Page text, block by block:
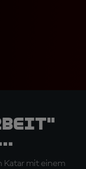
Katar mit einem